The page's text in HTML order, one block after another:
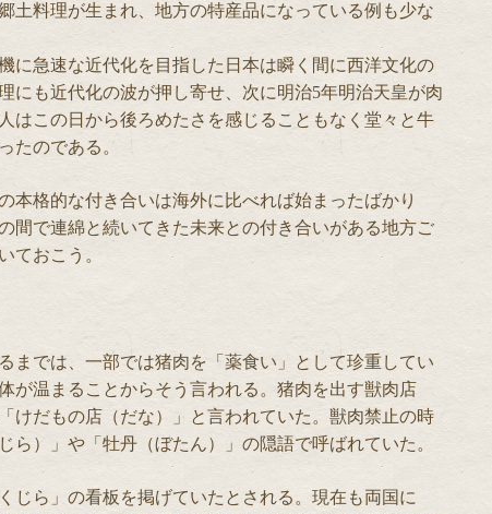
土料理が生まれ、地方の特産品になっている例も少な
に急速な近代化を目指した日本は瞬く間に西洋文化の
にも近代化の波が押し寄せ、次に明治5年明治天皇が肉
はこの日から後ろめたさを感じることもなく堂々と牛
たのである。
本格的な付き合いは海外に比べれば始まったばかり
間で連綿と続いてきた未来との付き合いがある地方ご
ておこう。
までは、一部では猪肉を「薬食い」として珍重してい
が温まることからそう言われる。猪肉を出す獣肉店
けだもの店（だな）」と言われていた。獣肉禁止の時
ら）」や「牡丹（ぼたん）」の隠語で呼ばれていた。
じら」の看板を掲げていたとされる。現在も両国に